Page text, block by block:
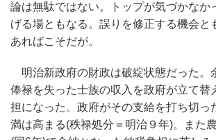
論は無駄ではない。トップが気づかなか
げる場ともなる。誤りを修正する機会と
あればこそだが。
明治新政府の財政は破綻状態だった。
俸禄を失った士族の収入を政府が立て替
担になった。政府がその支給を打ち切っ
満は高まる(秩禄処分＝明治９年)。また